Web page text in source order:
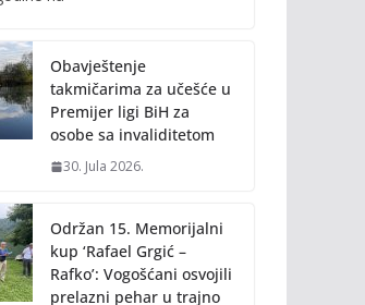
n
k
Obavještenje
takmičarima za učešće u
Premijer ligi BiH za
osobe sa invaliditetom
30. Jula 2026.
Održan 15. Memorijalni
kup ‘Rafael Grgić –
Rafko’: Vogošćani osvojili
prelazni pehar u trajno